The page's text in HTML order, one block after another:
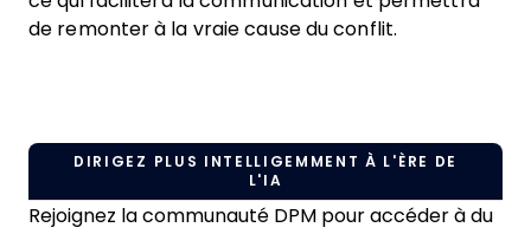
de remonter à la vraie cause du conflit.
DIRIGEZ PLUS INTELLIGEMMENT À L'ÈRE DE
L'IA
Rejoignez la communauté DPM pour accéder à du